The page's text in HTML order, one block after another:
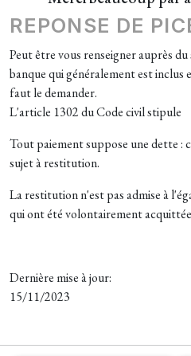
REPONSE DE
Peut être vous renseigner auprès
banque qui généralement est
faut le demander.
L'article 1302 du Code civil stipule
Tout paiement suppose une dette :
sujet à restitution.
La restitution n'est pas admise à
qui ont été volontairement
Dernière mise à jour:
15/11/2023